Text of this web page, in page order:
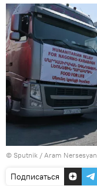
© Sputnik / Aram Nersesyan
Подписаться